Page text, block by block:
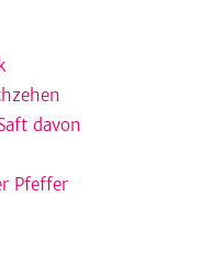
davon
Pfeffer